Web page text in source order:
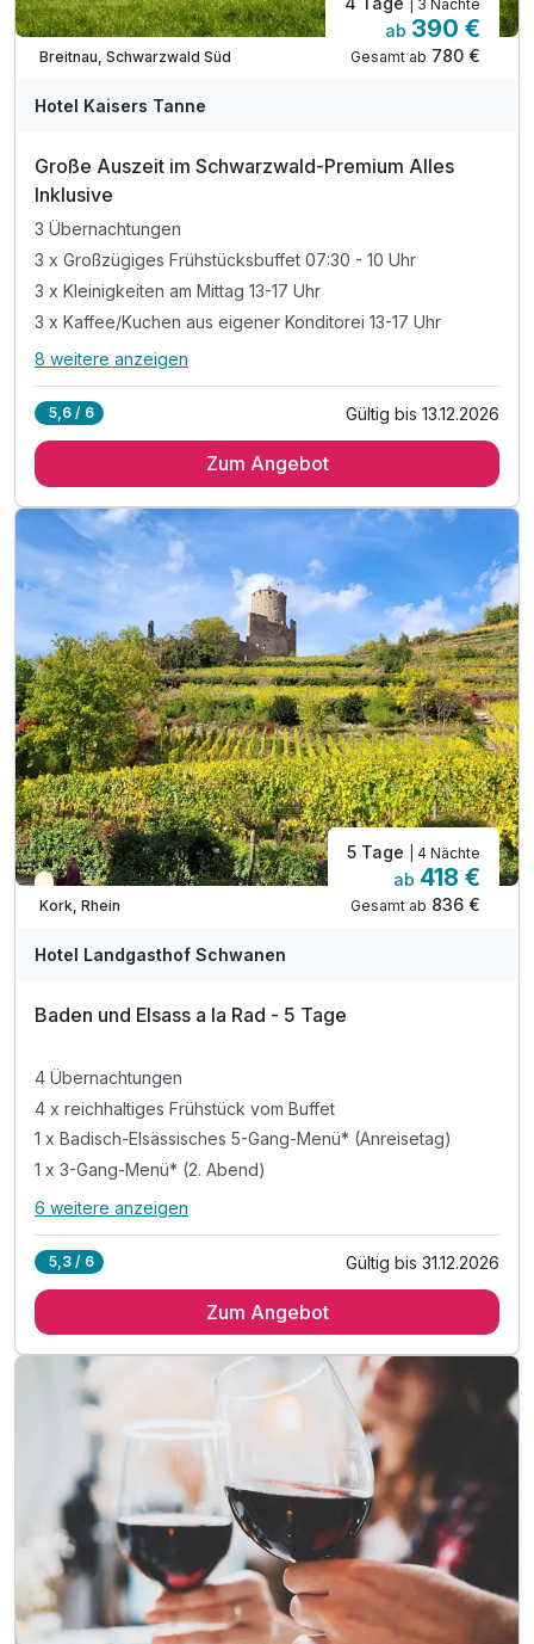
Breitnau, Schwarzwald Süd
| 3 Nächte
ab 390 €
Gesamt ab 780 €
Hotel Kaisers Tanne
Große Auszeit im Schwarzwald-Premium Alles
Inklusive
3 Übernachtungen
3 x Großzügiges Frühstücksbuffet 07:30 - 10 Uhr
3 x Kleinigkeiten am Mittag 13-17 Uhr
3 x Kaffee/Kuchen aus eigener Konditorei 13-17 Uhr
Alle Inklusivleistungen
3 x Großzügiges Frühstücksbuffet 07:30 - 10 Uhr
3 x Kaffee/Kuchen aus eigener Konditorei 13-17 Uhr
3 x Abendwahlmenü 18-20 Uhr
3 x Abend Vorspeisenbuffet
inkl. Sämtliche Getränke, auch Wein & Spirituosen
inkl. Minibar im Zimmer mit Wasser
inkl. Entspannen in unserem Wellnessbereich
inkl. kuscheliger Leih-Bademantel & Handtücher
inkl. Parkplatz
inkl. WLAN
8 weitere anzeigen
5,6 / 6 Gültig bis 13.12.2026
Zum Angebot
Teilweise ausgelastet
Kork, Rhein
5 Tage | 4 Nächte
ab 418 €
Gesamt ab 836 €
Hotel Landgasthof Schwanen
Baden und Elsass a la Rad - 5 Tage
4 Übernachtungen
4 x reichhaltiges Frühstück vom Buffet
1 x Badisch-Elsässisches 5-Gang-Menü* (Anreisetag)
1 x 3-Gang-Menü* (2. Abend)
Alle Inklusivleistungen
4 x reichhaltiges Frühstück vom Buffet
1 x 3-Gang-Menü* (2. Abend)
1 x Willkommensgetränk
inkl. 1 Flasche Mineralwasser auf dem Zimmer
inkl. abgeschlossene Fahrrad-Garage
inkl. Parkplatz
inkl. WLAN
inkl. Übernachtungssteuer
6 weitere anzeigen
5,3 / 6 Gültig bis 31.12.2026
Zum Angebot